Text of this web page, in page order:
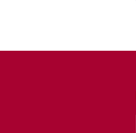
Пацаева, 12Б
13